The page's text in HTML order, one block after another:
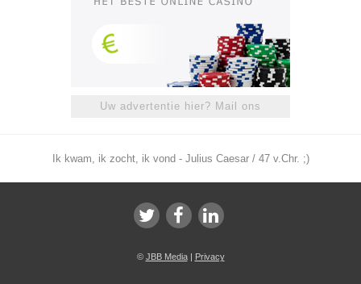
Uw advertentie hier? Mail ons
Ik kwam, ik zocht, ik vond - Julius Caesar / 47 v.Chr. ;)
© JBB Media| Privacy